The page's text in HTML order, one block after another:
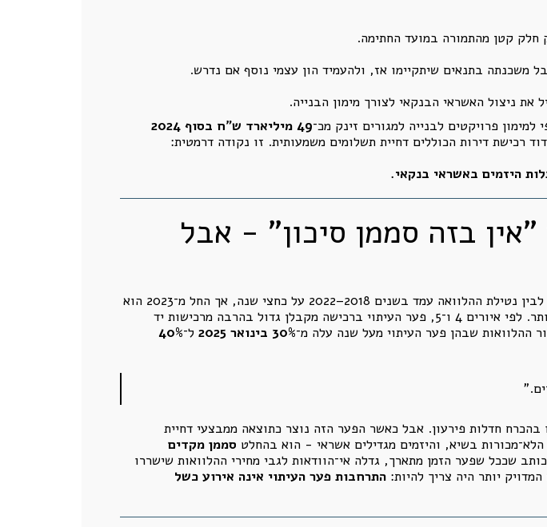
חלק קטן מהתמורה במועד החתימה.
בתנאים שיתקיימו אז, ולהעמיד הון עצמי נוסף אם נדרש.
ניצול האשראי הבנקאי לצורך מימון הבנייה.
פרויקטים לבנייה למגורים זינק מכ־49 מיליארד ש"ח בסוף 2024
רכישת דירות הכוללים דחיית תשלומים משמעותית. זו נקודה דרמטית:
היזמים באשראי בנקאי.
בזה סממן סיכון" - אבל
בתיבת המשכנתאות בנק ישראל מדגיש שפער העיתוי הממוצע בין רכישת הדירה לבין נטילת ההלוואה עמד בשנים 2018–2022 על כחצי שנה, אך החל מ־2023 הוא
. בקרב רכישות מקבלן הפערים חמורים יותר. לפי איורים 4 ו־5, פער העיתוי ברכישה מקבלן גדול בהרבה מרכישות יד
ההלוואות שבהן פער העיתוי מעל שנה עלה מ־30% בינואר 2025 ל־40%
חדלות פירעון. אבל כאשר הפער הזה נוצר כתוצאה ממבצעי דחיית
בשיא, והיזמים מגדילים אשראי - הוא בהחלט סממן מקדים
שככל שפער הזמן מתארך, גדלה אי־הוודאות לגבי מחירי ההלוואות שישררו
יותר היה צריך להיות: התרחבות פער העיתוי אינה אירוע כשל